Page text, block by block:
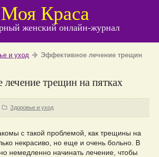
Моя Краса
женский онлайн-журнал
и уход
Эффективное лечение трещин
трещин на пятках
Здоровье и уход
с такой проблемой, как трещины на
некрасиво, но еще и очень больно. В
немедленно начинать лечение, чтобы